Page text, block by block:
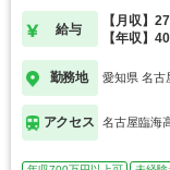
給与
【月収】
【年収】
勤務地 愛知県 名古
アクセス 名古屋臨海